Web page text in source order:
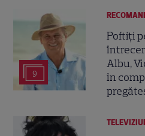
9
Poftiți
Albu,
în